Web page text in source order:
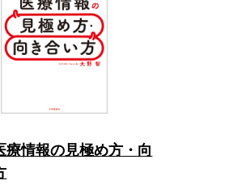
療情報の見極め方・向